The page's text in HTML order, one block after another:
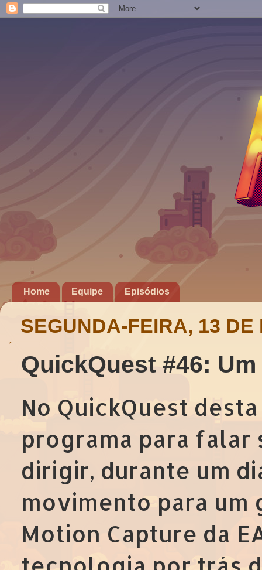
Home Equipe Episódios
SEGUNDA-FEIRA, 13 DE
QuickQuest #46:
No QuickQuest
programa para falar
dirigir, durante um
movimento para um
Motion Capture da